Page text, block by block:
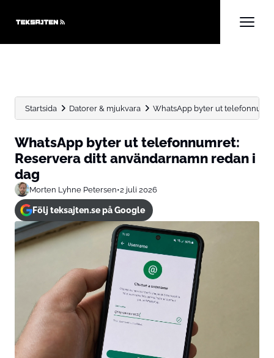
Startsida Datorer & mjukvara WhatsApp byter ut
WhatsApp byter ut telefonnumret:
Reservera ditt användarnamn redan i
dag
Morten Lyhne Petersen•2 juli 2026
Följ teksajten.se på Google